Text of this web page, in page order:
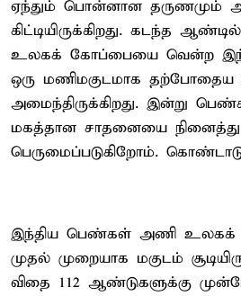
ஏந்தும் பொன்னான தருணமும்
கிட்டியிருக்கிறது. கடந்த
உலகக் கோப்பையை வென்ற
ஒரு மணிமகுடமாக
அமைந்திருக்கிறது. இன்று
மகத்தான சாதனையை நினைத்து
பெருமைப்படுகிறோம்.
இந்திய பெண்கள் அணி உலகக்
முதல் முறையாக மகுடம்
விதை 112 ஆண்டுகளுக்கு